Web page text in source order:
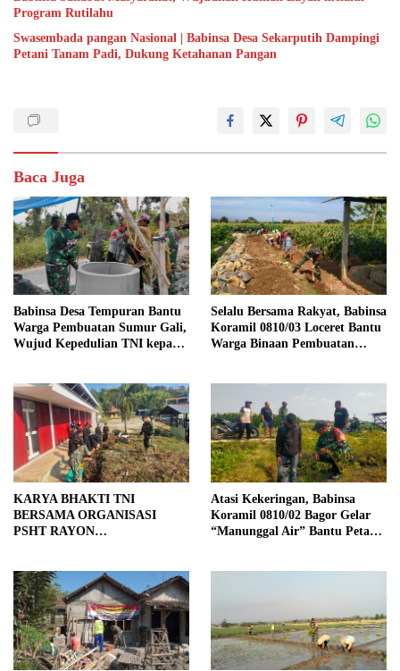
Program Rutilahu
Swasembada pangan Nasional | Babinsa Desa Sekarputih Dampingi
Petani Tanam Padi, Dukung Ketahanan Pangan
Baca Juga
Babinsa Desa Tempuran Bantu
Warga Pembuatan Sumur Gali,
Wujud Kepedulian TNI kepada
Selalu Bersama Rakyat, Babinsa
Koramil 0810/03 Loceret Bantu
Warga Binaan Pembuatan
KARYA BHAKTI TNI
BERSAMA ORGANISASI
PSHT RAYON
ROYONG DAN
KEMANUNGGALAN TNI-
RAKYAT
Atasi Kekeringan, Babinsa
Koramil 0810/02 Bagor Gelar
“Manunggal Air” Bantu Petani